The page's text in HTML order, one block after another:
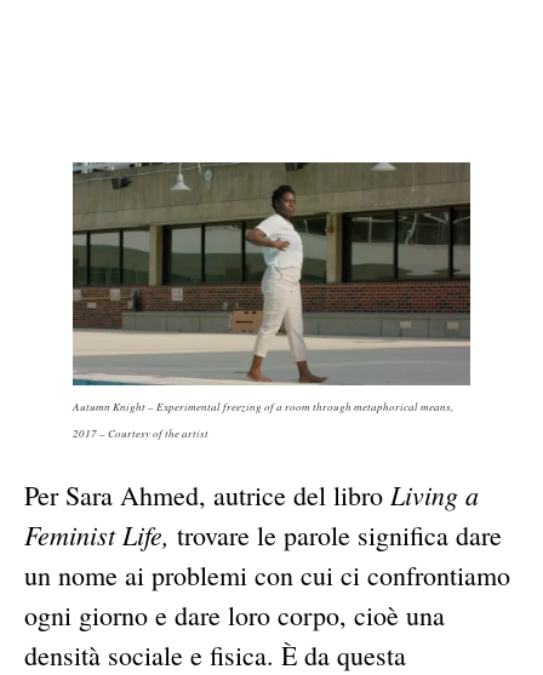
Autumn Knight – Experimental freezing of a room through metaphorical means,
2017 – Courtesy of the artist
Per Sara Ahmed, autrice del libro Living a
Feminist Life, trovare le parole significa dare
un nome ai problemi con cui ci confrontiamo
ogni giorno e dare loro corpo, cioè una
densità sociale e fisica. È da questa